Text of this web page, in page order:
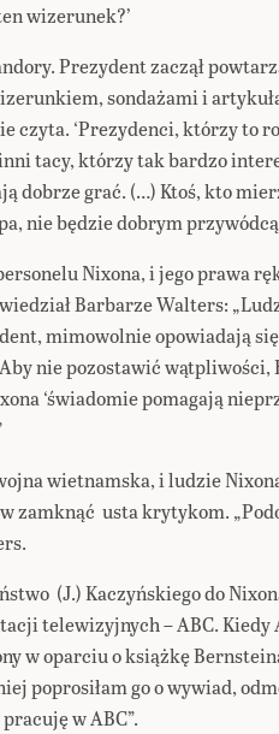
wizerunek?’
Prezydent zaczął
sondażami i
czyta. ‘Prezydenci, którzy to
tacy, którzy tak bardzo
dobrze grać. (…) Ktoś, kto
nie będzie dobrym
Nixona, i jego prawa
Barbarze Walters:
mimowolnie opowiadają
nie pozostawić wątpliwości,
‘świadomie pomagają
wietnamska, i ludzie
zamknąć usta krytykom.
(J.) Kaczyńskiego do
telewizyjnych – ABC. Kiedy
w oparciu o książkę
poprosiłam go o wywiad,
w ABC”.